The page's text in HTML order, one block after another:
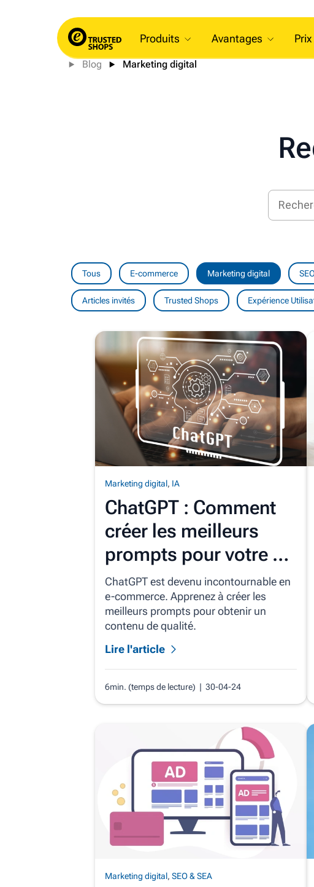
Produits Avantages Prix
Blog Marketing digital
Tous E-commerce Marketing digital
Articles invités Trusted Shops Expérience
Marketing digital, IA
ChatGPT : Comment
créer les meilleurs
prompts pour votre e-
commerce ?
ChatGPT est devenu incontournable en
e-commerce. Apprenez à créer les
meilleurs prompts pour obtenir un
contenu de qualité.
Lire l'article
6min. (temps de lecture) | 30-04-24
Marketing digital, SEO & SEA